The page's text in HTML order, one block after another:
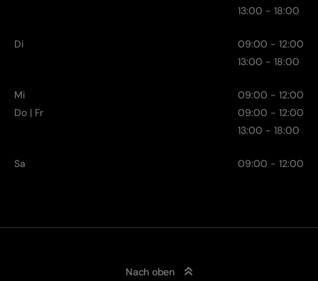
13:00 - 18:00
Di
09:00 - 12:00
13:00 - 18:00
Mi
09:00 - 12:00
Do | Fr
09:00 - 12:00
13:00 - 18:00
Sa 09:00 - 12:00
Nach oben